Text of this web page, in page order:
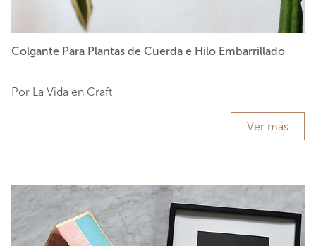
Colgante Para Plantas de Cuerda e Hilo Embarrillado
Por La Vida en Craft
Ver más